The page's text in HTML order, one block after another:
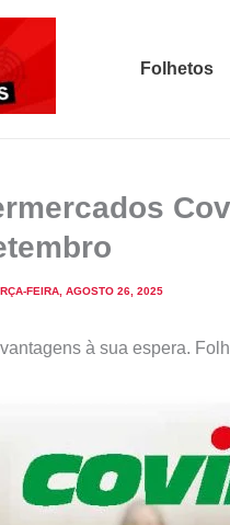
Folhetos
FEIRA, AGOSTO 26, 2025
à sua espera.